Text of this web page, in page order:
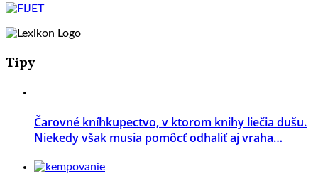
Tipy
Čarovné kníhkupectvo, v ktorom knihy liečia dušu.
Niekedy však musia pomôcť odhaliť aj vraha…